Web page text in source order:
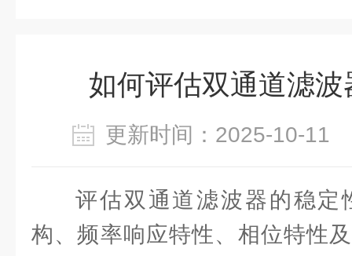
如何评估双通道滤
更新时间：2025-10-
评估双通道滤波器的稳定
构、频率响应特性、相位特性